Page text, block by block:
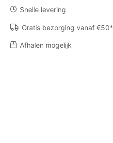
Snelle levering
Gratis bezorging vanaf €50*
Afhalen mogelijk